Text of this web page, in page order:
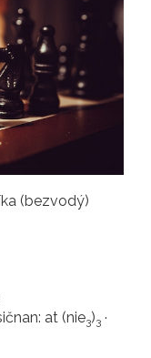
(bezvodý)
at (nie3)3 ·